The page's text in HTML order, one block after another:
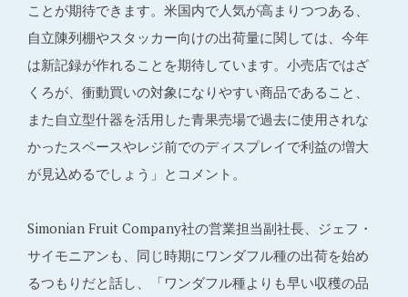
ことが期待できます。米国内で人気が高まりつつある、
自立陳列棚やスタッカー向けの出荷量に関しては、今年
は新記録が作れることを期待しています。小売店ではざ
くろが、衝動買いの対象になりやすい商品であること、
また自立型什器を活用した青果売場で過去に使用されな
かったスペースやレジ前でのディスプレイで利益の増大
が見込めるでしょう」とコメント。
Simonian Fruit Company社の営業担当副社長、ジェフ・
サイモニアンも、同じ時期にワンダフル種の出荷を始め
るつもりだと話し、「ワンダフル種よりも早い収穫の品